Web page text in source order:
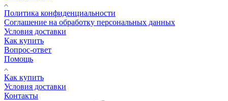
Политика конфиденциальности
Соглашение на обработку персональных данных
Условия доставки
Как купить
Вопрос-ответ
Помощь
Как купить
Условия доставки
Контакты